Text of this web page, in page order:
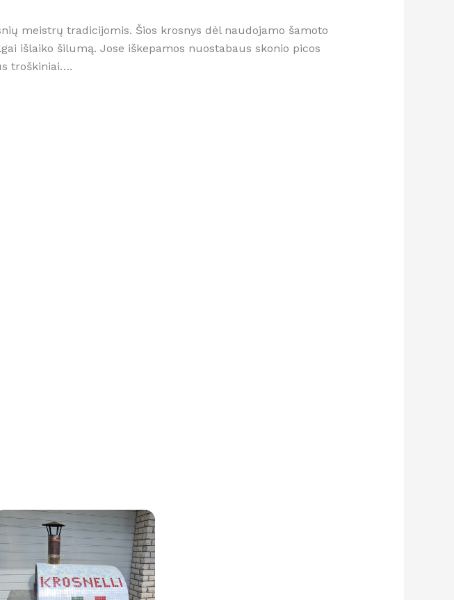
meistrų tradicijomis. Šios krosnys dėl naudojamo šamoto
išlaiko šilumą. Jose iškepamos nuostabaus skonio picos
troškiniai….